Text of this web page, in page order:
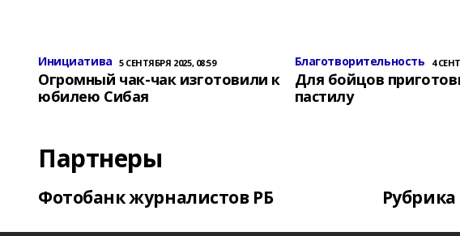
Инициатива 5 СЕНТЯБРЯ 2025, 08:59
Огромный чак-чак изготовили к
юбилею Сибая
Благотворительность 4
Для бойцов
пастилу
Партнеры
Фотобанк журналистов РБ